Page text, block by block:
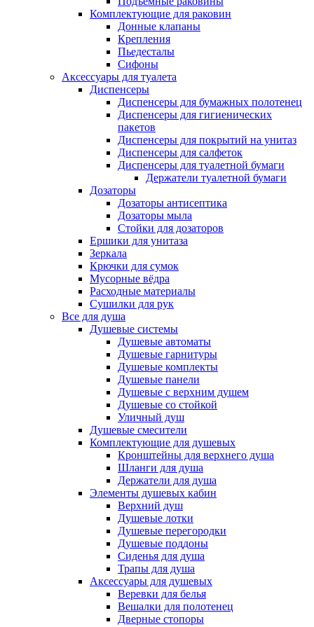
Комплектующие для раковин
Донные клапаны
Крепления
Пьедесталы
Сифоны
Аксессуары для туалета
Диспенсеры
Диспенсеры для бумажных полотенец
Диспенсеры для гигиенических
пакетов
Диспенсеры для покрытий на унитаз
Диспенсеры для салфеток
Диспенсеры для туалетной бумаги
Держатели туалетной бумаги
Дозаторы
Дозаторы антисептика
Дозаторы мыла
Стойки для дозаторов
Ершики для унитаза
Зеркала
Крючки для сумок
Мусорные вёдра
Расходные материалы
Сушилки для рук
Все для душа
Душевые системы
Душевые автоматы
Душевые гарнитуры
Душевые комплекты
Душевые панели
Душевые с верхним душем
Душевые со стойкой
Уличный душ
Душевые смесители
Комплектующие для душевых
Кронштейны для верхнего душа
Шланги для душа
Держатели для душа
Элементы душевых кабин
Верхний душ
Душевые лотки
Душевые перегородки
Душевые поддоны
Сиденья для душа
Трапы для душа
Аксессуары для душевых
Веревки для белья
Вешалки для полотенец
Дверные стопоры